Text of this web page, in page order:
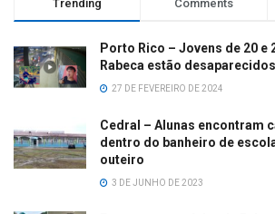
Trending Comments
Porto Rico – Jovens de 20 e
Rabeca estão desaparecidos
27 DE FEVEREIRO DE 2024
Cedral – Alunas encontram
dentro do banheiro de
outeiro
3 DE JUNHO DE 2023